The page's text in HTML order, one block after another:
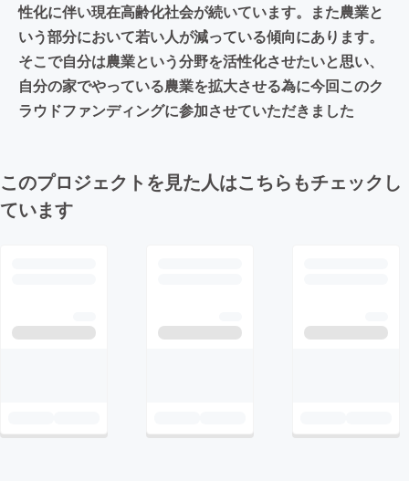
性化に伴い現在高齢化社会が続いています。また農業と
いう部分において若い人が減っている傾向にあります。
そこで自分は農業という分野を活性化させたいと思い、
自分の家でやっている農業を拡大させる為に今回このク
ラウドファンディングに参加させていただきました
このプロジェクトを見た人はこちらもチェックし
ています